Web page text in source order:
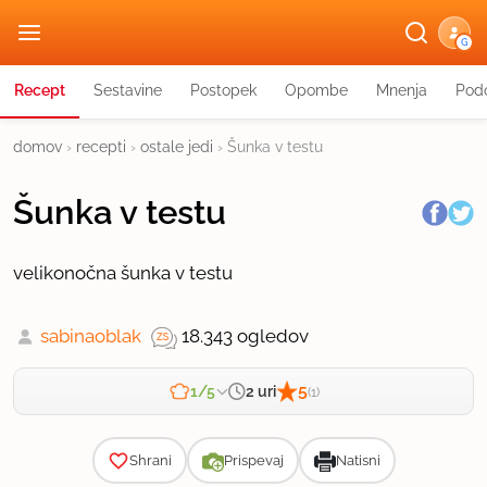
G
Recept Sestavine Postopek Opombe Mnenja
domov › recepti › ostale jedi › Šunka v testu
Šunka v testu
velikonočna šunka v testu
sabinaoblak 18.343 ogledov
1/5 2 uri 5(1)
Shrani Prispevaj Natisni